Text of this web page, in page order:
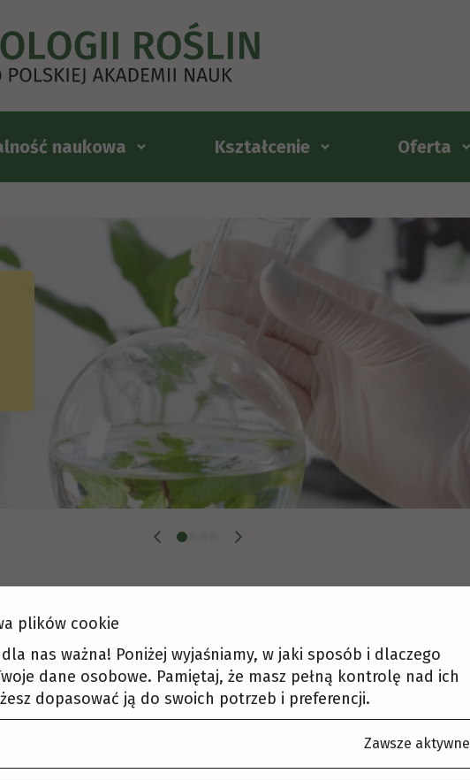
naukowa Kształcenie Oferta
Plantarum
plików cookie
nas ważna! Poniżej wyjaśniamy, w jaki sposób i dlaczego
dane osobowe. Pamiętaj, że masz pełną kontrolę nad ich
dopasować ją do swoich potrzeb i preferencji.
Zawsze aktywne